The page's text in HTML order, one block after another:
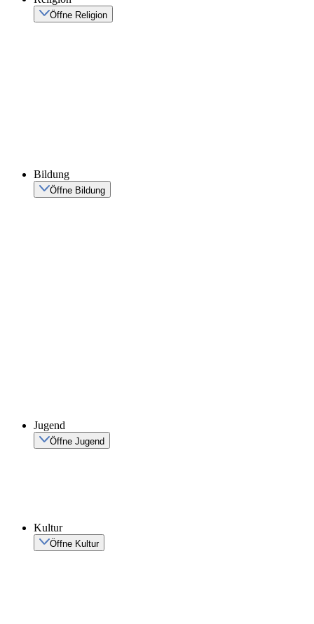
Öffne Religion
Bildung
Öffne Bildung
Jugend
Öffne Jugend
Kultur
Öffne Kultur